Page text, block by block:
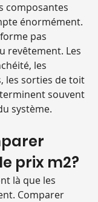
composantes
énormément.
pas
revêtement. Les
les
les sorties de toit
souvent
système.
prix m2?
là que les
Comparer